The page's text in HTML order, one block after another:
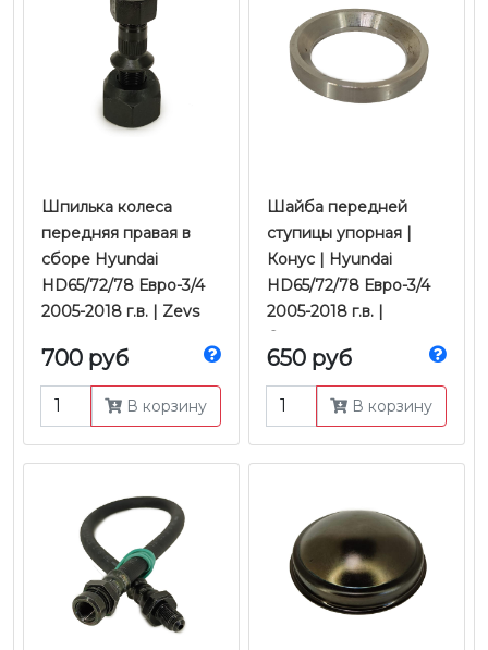
Шпилька колеса
передняя правая в
сборе Hyundai
HD65/72/78 Евро-3/4
2005-2018 г.в. | Zevs
700 руб
В корзину
Шайба передней
ступицы упорная |
Конус | Hyundai
HD65/72/78 Евро-3/4
2005-2018 г.в. |
Оригинал
650 руб
В корзину